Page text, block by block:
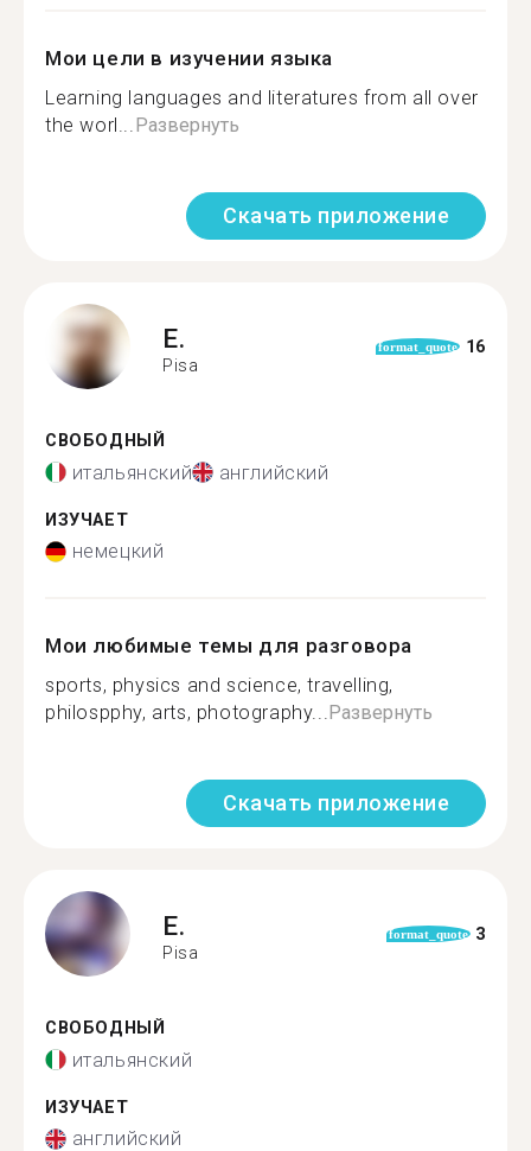
Мои цели в изучении языка
Learning languages and literatures from all over
the worl...Развернуть
Скачать приложение
E.
Pisa
format_quote 16
СВОБОДНЫЙ
итальянский английский
ИЗУЧАЕТ
немецкий
Мои любимые темы для разговора
sports, physics and science, travelling,
philospphy, arts, photography...Развернуть
Скачать приложение
E.
Pisa
format_quote 3
СВОБОДНЫЙ
итальянский
ИЗУЧАЕТ
английский